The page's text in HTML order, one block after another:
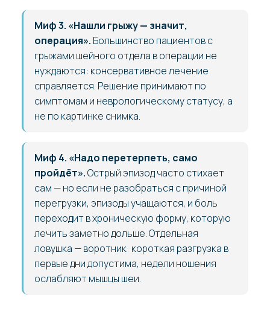
Миф 3. «Нашли грыжу — значит,
операция». Большинство пациентов с
грыжами шейного отдела в операции не
нуждаются: консервативное лечение
справляется. Решение принимают по
симптомам и неврологическому статусу, а
не по картинке снимка.
Миф 4. «Надо перетерпеть, само
пройдёт».Острый эпизод часто стихает
сам — но если не разобраться с причиной
перегрузки, эпизоды учащаются, и боль
переходит в хроническую форму, которую
лечить заметно дольше. Отдельная
ловушка — воротник: короткая разгрузка в
первые дни допустима, недели ношения
ослабляют мышцы шеи.